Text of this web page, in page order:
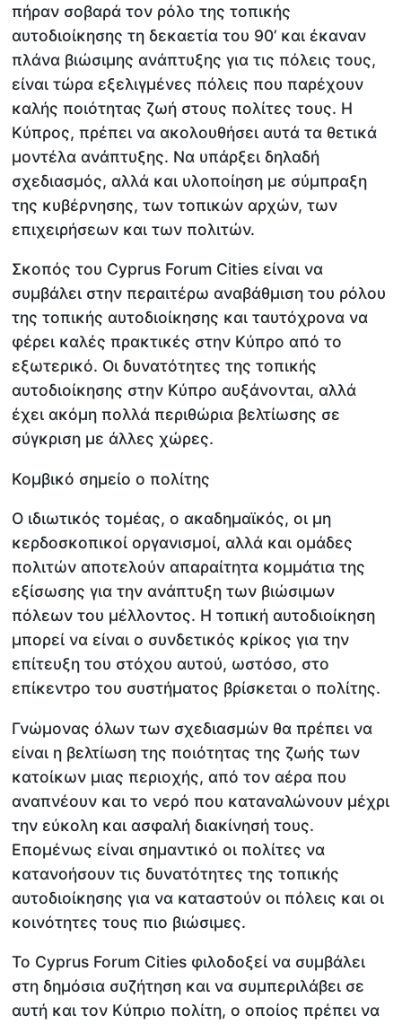
πήραν σοβαρά τον ρόλο της τοπικής
αυτοδιοίκησης τη δεκαετία του 90’ και έκαναν
πλάνα βιώσιμης ανάπτυξης για τις πόλεις τους,
είναι τώρα εξελιγμένες πόλεις που παρέχουν
καλής ποιότητας ζωή στους πολίτες τους. Η
Κύπρος, πρέπει να ακολουθήσει αυτά τα θετικά
μοντέλα ανάπτυξης. Να υπάρξει δηλαδή
σχεδιασμός, αλλά και υλοποίηση με σύμπραξη
της κυβέρνησης, των τοπικών αρχών, των
επιχειρήσεων και των πολιτών.
Σκοπός του Cyprus Forum Cities είναι να
συμβάλει στην περαιτέρω αναβάθμιση του ρόλου
της τοπικής αυτοδιοίκησης και ταυτόχρονα να
φέρει καλές πρακτικές στην Κύπρο από το
εξωτερικό. Οι δυνατότητες της τοπικής
αυτοδιοίκησης στην Κύπρο αυξάνονται, αλλά
έχει ακόμη πολλά περιθώρια βελτίωσης σε
σύγκριση με άλλες χώρες.
Κομβικό σημείο ο πολίτης
Ο ιδιωτικός τομέας, ο ακαδημαϊκός, οι μη
κερδοσκοπικοί οργανισμοί, αλλά και ομάδες
πολιτών αποτελούν απαραίτητα κομμάτια της
εξίσωσης για την ανάπτυξη των βιώσιμων
πόλεων του μέλλοντος. Η τοπική αυτοδιοίκηση
μπορεί να είναι ο συνδετικός κρίκος για την
επίτευξη του στόχου αυτού, ωστόσο, στο
επίκεντρο του συστήματος βρίσκεται ο πολίτης.
Γνώμονας όλων των σχεδιασμών θα πρέπει να
είναι η βελτίωση της ποιότητας της ζωής των
κατοίκων μιας περιοχής, από τον αέρα που
αναπνέουν και το νερό που καταναλώνουν μέχρι
την εύκολη και ασφαλή διακίνησή τους.
Επομένως είναι σημαντικό οι πολίτες να
κατανοήσουν τις δυνατότητες της τοπικής
αυτοδιοίκησης για να καταστούν οι πόλεις και οι
κοινότητες τους πιο βιώσιμες.
Το Cyprus Forum Cities φιλοδοξεί να συμβάλει
στη δημόσια συζήτηση και να συμπεριλάβει σε
αυτή και τον Κύπριο πολίτη, ο οποίος πρέπει να